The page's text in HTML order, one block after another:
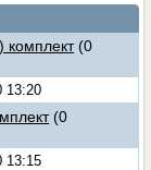
комплект (0
13:20
(0
13:15